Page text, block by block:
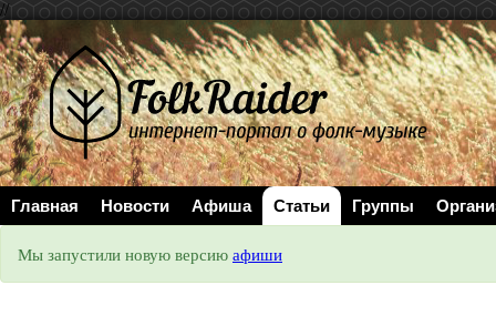
//
Главная Новости Афиша Статьи Группы
Мы запустили новую версию афиши